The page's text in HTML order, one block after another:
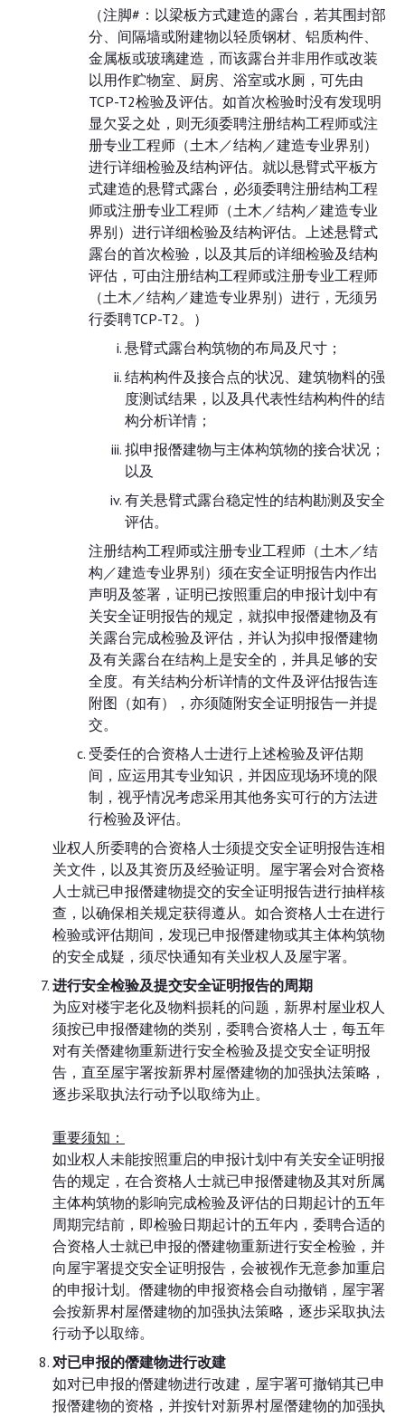
（注脚# ：以梁板方式建造的露台，若其围封部
分、间隔墙或附建物以轻质钢材、铝质构件、
金属板或玻璃建造，而该露台并非用作或改装
以用作贮物室、厨房、浴室或水厕，可先由
TCP-T2检验及评估。如首次检验时没有发现明
显欠妥之处，则无须委聘注册结构工程师或注
册专业工程师（土木／结构／建造专业界别）
进行详细检验及结构评估。就以悬臂式平板方
式建造的悬臂式露台，必须委聘注册结构工程
师或注册专业工程师（土木／结构／建造专业
界别）进行详细检验及结构评估。上述悬臂式
露台的首次检验，以及其后的详细检验及结构
评估，可由注册结构工程师或注册专业工程师
（土木／结构／建造专业界别）进行，无须另
行委聘TCP-T2。）
悬臂式露台构筑物的布局及尺寸；
结构构件及接合点的状况、建筑物料的强
度测试结果，以及具代表性结构构件的结
构分析详情；
拟申报僭建物与主体构筑物的接合状况；
以及
有关悬臂式露台稳定性的结构勘测及安全
评估。
注册结构工程师或注册专业工程师（土木／结
构／建造专业界别）须在安全证明报告内作出
声明及签署，证明已按照重启的申报计划中有
关安全证明报告的规定，就拟申报僭建物及有
关露台完成检验及评估，并认为拟申报僭建物
及有关露台在结构上是安全的，并具足够的安
全度。有关结构分析详情的文件及评估报告连
附图（如有），亦须随附安全证明报告一并提
交。
受委任的合资格人士进行上述检验及评估期
间，应运用其专业知识，并因应现场环境的限
制，视乎情况考虑采用其他务实可行的方法进
行检验及评估。
业权人所委聘的合资格人士须提交安全证明报告连相
关文件，以及其资历及经验证明。屋宇署会对合资格
人士就已申报僭建物提交的安全证明报告进行抽样核
查，以确保相关规定获得遵从。如合资格人士在进行
检验或评估期间，发现已申报僭建物或其主体构筑物
的安全成疑，须尽快通知有关业权人及屋宇署。
进行安全检验及提交安全证明报告的周期
为应对楼宇老化及物料损耗的问题，新界村屋业权人
须按已申报僭建物的类别，委聘合资格人士，每五年
对有关僭建物重新进行安全检验及提交安全证明报
告，直至屋宇署按新界村屋僭建物的加强执法策略，
逐步采取执法行动予以取缔为止。
重要须知：
如业权人未能按照重启的申报计划中有关安全证明报
告的规定，在合资格人士就已申报僭建物及其对所属
主体构筑物的影响完成检验及评估的日期起计的五年
周期完结前，即检验日期起计的五年内，委聘合适的
合资格人士就已申报的僭建物重新进行安全检验，并
向屋宇署提交安全证明报告，会被视作无意参加重启
的申报计划。僭建物的申报资格会自动撤销，屋宇署
会按新界村屋僭建物的加强执法策略，逐步采取执法
行动予以取缔。
对已申报的僭建物进行改建
如对已申报的僭建物进行改建，屋宇署可撤销其已申
报僭建物的资格，并按针对新界村屋僭建物的加强执